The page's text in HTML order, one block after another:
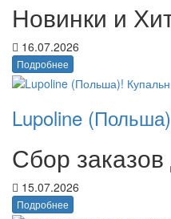
Новинки и
16.07.2026
Подробнее
Lupoline
Сбор
15.07.2026
Подробнее